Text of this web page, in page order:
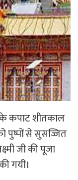
के कपाट शीतकाल
पुष्पों से सुसज्जित
जी की पूजा
गयी।